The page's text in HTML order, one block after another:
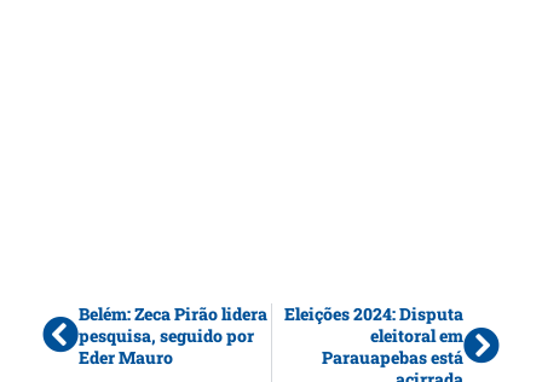
Belém: Zeca Pirão lidera
pesquisa, seguido por
Eder Mauro
Eleições 2024: Disputa
eleitoral em
Parauapebas está